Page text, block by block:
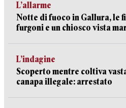
L’allarme
Notte di fuoco in Gallura, le
furgoni e un chiosco vista
L’indagine
Scoperto mentre coltiva
canapa illegale: arrestato